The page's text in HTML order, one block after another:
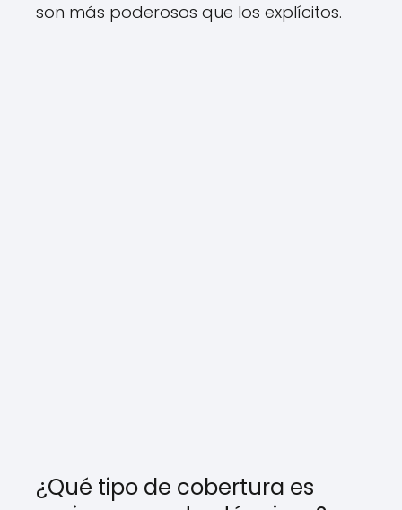
son más poderosos que los explícitos.
¿Qué tipo de cobertura es